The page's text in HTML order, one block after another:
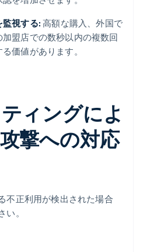
視する: 高額な購入、外国で
盟店での数秒以内の複数回
価値があります。
ィングによ
撃への対応
不正利用が検出された場合
。